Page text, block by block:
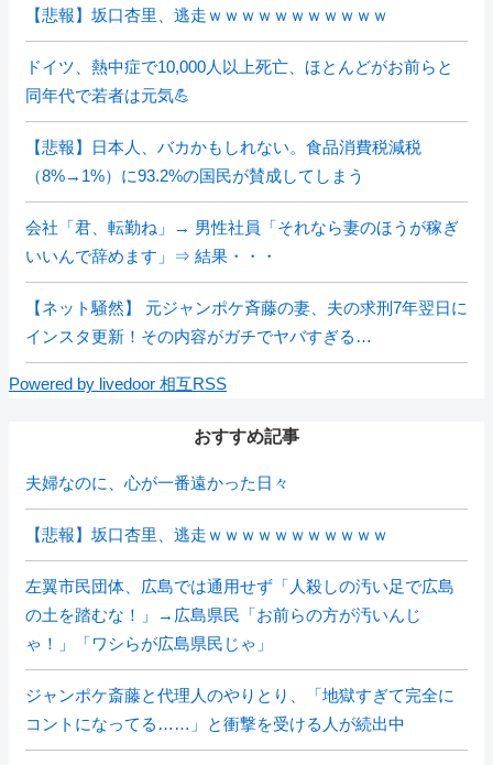
【悲報】坂口杏里、逃走ｗｗｗｗｗｗｗｗｗｗｗ
ドイツ、熱中症で10,000人以上死亡、ほとんどがお前らと
同年代で若者は元気💪
【悲報】日本人、バカかもしれない。食品消費税減税
（8%→1%）に93.2%の国民が賛成してしまう
会社「君、転勤ね」→ 男性社員「それなら妻のほうが稼ぎ
いいんで辞めます」⇒ 結果・・・
【ネット騒然】 元ジャンポケ斉藤の妻、夫の求刑7年翌日に
インスタ更新！その内容がガチでヤバすぎる…
Powered by livedoor 相互RSS
おすすめ記事
夫婦なのに、心が一番遠かった日々
【悲報】坂口杏里、逃走ｗｗｗｗｗｗｗｗｗｗｗ
左翼市民団体、広島では通用せず「人殺しの汚い足で広島
の土を踏むな！」→広島県民「お前らの方が汚いんじ
ゃ！」「ワシらが広島県民じゃ」
ジャンポケ斎藤と代理人のやりとり、「地獄すぎて完全に
コントになってる……」と衝撃を受ける人が続出中